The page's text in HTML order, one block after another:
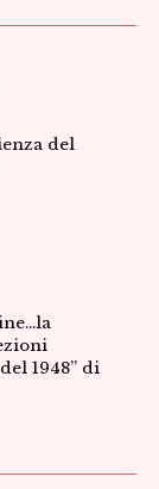
del
1948” di